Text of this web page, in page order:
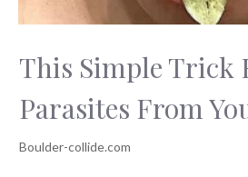
This Simple Trick
Parasites From